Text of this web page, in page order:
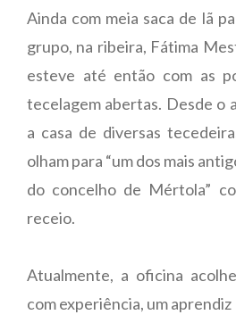
Ainda com meia saca de lã
grupo, na ribeira, Fátima
esteve até então com as
tecelagem abertas. Desde o
a casa de diversas
olham para “um dos mais
do concelho de Mértola”
receio.
Atualmente, a oficina
com experiência, um